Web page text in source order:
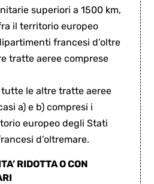
superiori a 1500 km,
il territorio europeo
francesi d’oltre
tratte aeree comprese
tutte le altre tratte aeree
a) e b) compresi i
europeo degli Stati
d’oltremare.
RIDOTTA O CON